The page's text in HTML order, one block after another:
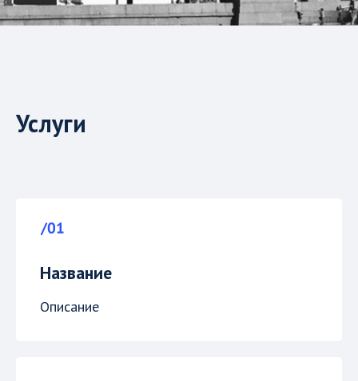
Услуги
Название
Описание